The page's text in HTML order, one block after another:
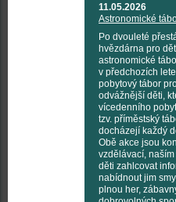
11.05.2026
Astronomické
Po dvouleté
hvězdárna pro
astronomické
v předchozích
pobytový tábor
odvážnější děti,
vícedenního
tzv. příměstský
docházejí každý
Obě akce jsou
vzdělávací,
děti zahlcovat
nabídnout jim
plnou her,